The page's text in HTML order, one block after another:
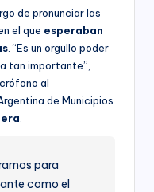
de pronunciar las
el que esperaban
. “Es un orgullo poder
tan importante”,
al
de Municipios
para
como el